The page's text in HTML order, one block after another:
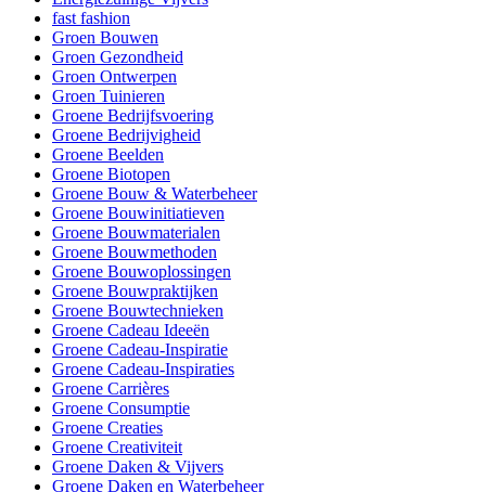
fast fashion
Groen Bouwen
Groen Gezondheid
Groen Ontwerpen
Groen Tuinieren
Groene Bedrijfsvoering
Groene Bedrijvigheid
Groene Beelden
Groene Biotopen
Groene Bouw & Waterbeheer
Groene Bouwinitiatieven
Groene Bouwmaterialen
Groene Bouwmethoden
Groene Bouwoplossingen
Groene Bouwpraktijken
Groene Bouwtechnieken
Groene Cadeau Ideeën
Groene Cadeau-Inspiratie
Groene Cadeau-Inspiraties
Groene Carrières
Groene Consumptie
Groene Creaties
Groene Creativiteit
Groene Daken & Vijvers
Groene Daken en Waterbeheer